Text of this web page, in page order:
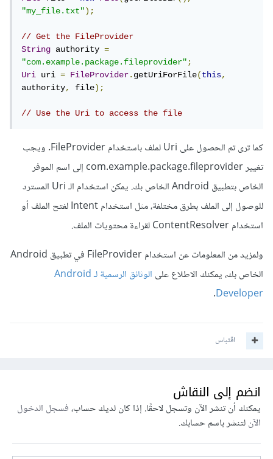
"my_file.txt");
// Get the FileProvider
String authority =
"com.example.package.fileprovider";
Uri uri = FileProvider.getUriForFile(this,
authority, file);
// Use the Uri to access the file
كما ترى تم الحصول على Uri لملف باستخدام FileProvider. ويجب
تغيير com.example.package.fileprovider إلى اسم الموفر
الخاص بتطبيق Android الخاص بك. يمكن استخدام الـ Uri المسترد
للوصول إلى الملف بطرق مختلفة، مثل استخدام Intent لفتح الملف أو
استخدام ContentResolver لقراءة محتويات الملف.
ولمزيد من المعلومات عن استخدام FileProvider في تطبيق Android
الخاص بك، يمكنك الاطلاع على
الوثائق الرسمية لـ Android
Developer
.
اقتباس
انضم إلى النقاش
يمكنك أن تنشر الآن وتسجل لاحقًا. إذا كان لديك حساب،فسجل الدخول
الآنلتنشر باسم حسابك.